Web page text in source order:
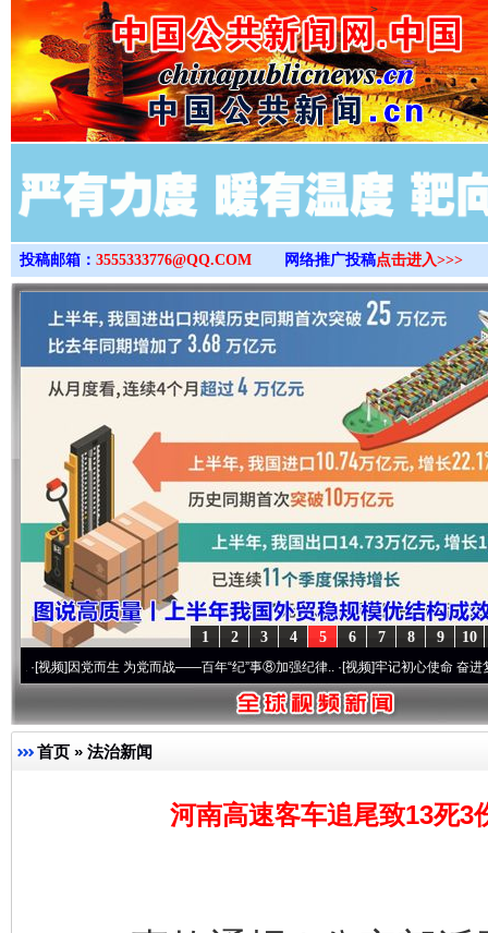
>
投稿邮箱： 3555333776@QQ.COM 网络推广投稿点击进入>>>
10
9
8
7
6
5
4
3
2
1
因党而生 为党而战——百年“纪”事⑧加强纪律..·[视频]牢记初心使命 奋进复兴征程丨
首页 » 法治新闻
河南高速客车追尾致13死3